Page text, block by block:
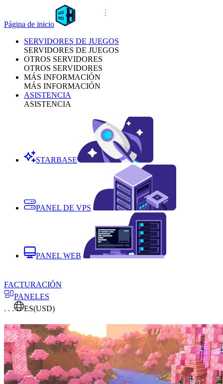
Página de inicio
SERVIDORES DE JUEGOS
SERVIDORES DE JUEGOS
OTROS SERVIDORES
OTROS SERVIDORES
MÁS INFORMACIÓN
MÁS INFORMACIÓN
ASISTENCIA
ASISTENCIA
STARBASE
PANEL DE VPS
PANEL WEB
FACTURACIÓN
PANELES
. . .
ES(USD)